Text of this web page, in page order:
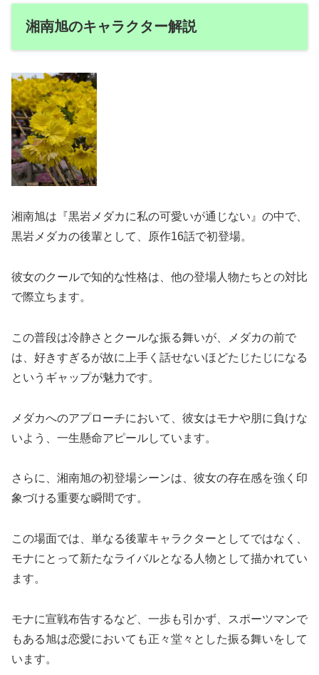
湘南旭のキャラクター解説
湘南旭は『黒岩メダカに私の可愛いが通じない』の中で、
黒岩メダカの後輩として、原作16話で初登場。
彼女のクールで知的な性格は、他の登場人物たちとの対比
で際立ちます。
この普段は冷静さとクールな振る舞いが、メダカの前で
は、好きすぎるが故に上手く話せないほどたじたじになる
というギャップが魅力です。
メダカへのアプローチにおいて、彼女はモナや朋に負けな
いよう、一生懸命アピールしています。
さらに、湘南旭の初登場シーンは、彼女の存在感を強く印
象づける重要な瞬間です。
この場面では、単なる後輩キャラクターとしてではなく、
モナにとって新たなライバルとなる人物として描かれてい
ます。
モナに宣戦布告するなど、一歩も引かず、スポーツマンで
もある旭は恋愛においても正々堂々とした振る舞いをして
います。